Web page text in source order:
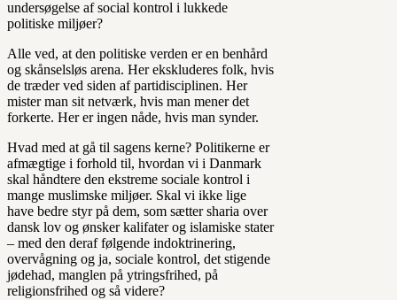
undersøgelse af social kontrol i lukkede
politiske miljøer?
Alle ved, at den politiske verden er en benhård
og skånselsløs arena. Her ekskluderes folk, hvis
de træder ved siden af partidisciplinen. Her
mister man sit netværk, hvis man mener det
forkerte. Her er ingen nåde, hvis man synder.
Hvad med at gå til sagens kerne? Politikerne er
afmægtige i forhold til, hvordan vi i Danmark
skal håndtere den ekstreme sociale kontrol i
mange muslimske miljøer. Skal vi ikke lige
have bedre styr på dem, som sætter sharia over
dansk lov og ønsker kalifater og islamiske stater
– med den deraf følgende indoktrinering,
overvågning og ja, sociale kontrol, det stigende
jødehad, manglen på ytringsfrihed, på
religionsfrihed og så videre?